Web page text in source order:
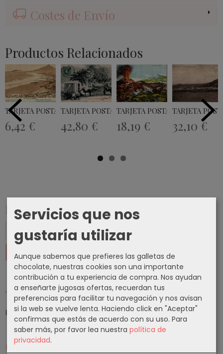
Marcas
Tu Carrito (0)
El carrito de la compra está vacío
Cupones
Costes de Envío
Productos Relacionados
TARJETA POSTAL ISLA DE TENERIFE EL...
6,42 €
TARJETA POSTAL - CARRETERA DE TAFIRA...
42,80 €
TARJETA POSTAL VOLCAN
18,19 €
TARJETA
32,10 €
Servicios que nos
gustaría utilizar
Aunque sabemos que prefieres las galletas de
chocolate, nuestras cookies son una importante
contribución a tu experiencia de compra. Nos ayudan
a enseñarte jugosas ofertas, recuerdan tus
preferencias para facilitar tu navegación y nos avisan
si la web se vuelve lenta. Haciendo click en "Aceptar"
confirmas que estás de acuerdo con su uso. Para
saber más, por favor lea nuestra política de
privacidad.